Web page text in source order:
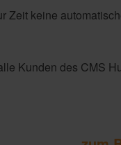
Zeit keine
Kunden des CMS